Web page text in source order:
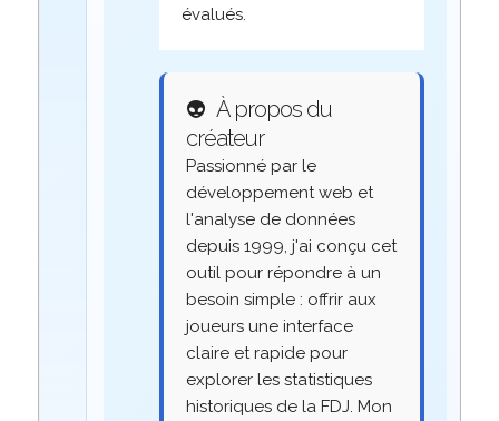
évalués.
👽 À propos du
créateur
Passionné par le
développement web et
l'analyse de données
depuis 1999, j'ai conçu cet
outil pour répondre à un
besoin simple : offrir aux
joueurs une interface
claire et rapide pour
explorer les statistiques
historiques de la FDJ. Mon